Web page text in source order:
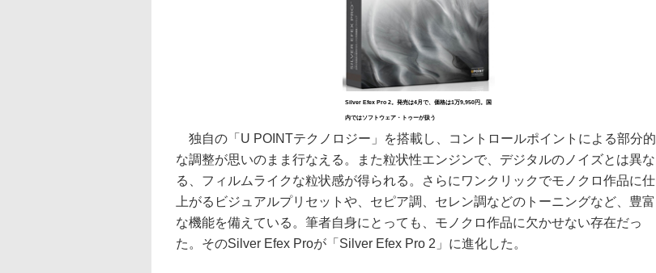
Silver Efex Pro 2。発売は4月で、価格は1万9,950円。国
内ではソフトウェア・トゥーが扱う
独自の「U POINTテクノロジー」を搭載し、コントロールポイントによる部分的
な調整が思いのまま行なえる。また粒状性エンジンで、デジタルのノイズとは異な
る、フィルムライクな粒状感が得られる。さらにワンクリックでモノクロ作品に仕
上がるビジュアルプリセットや、セピア調、セレン調などのトーニングなど、豊富
な機能を備えている。筆者自身にとっても、モノクロ作品に欠かせない存在だっ
た。そのSilver Efex Proが「Silver Efex Pro 2」に進化した。